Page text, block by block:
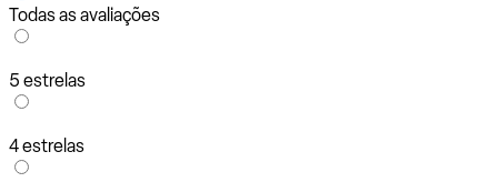
Todas as avaliações
5 estrelas
4 estrelas